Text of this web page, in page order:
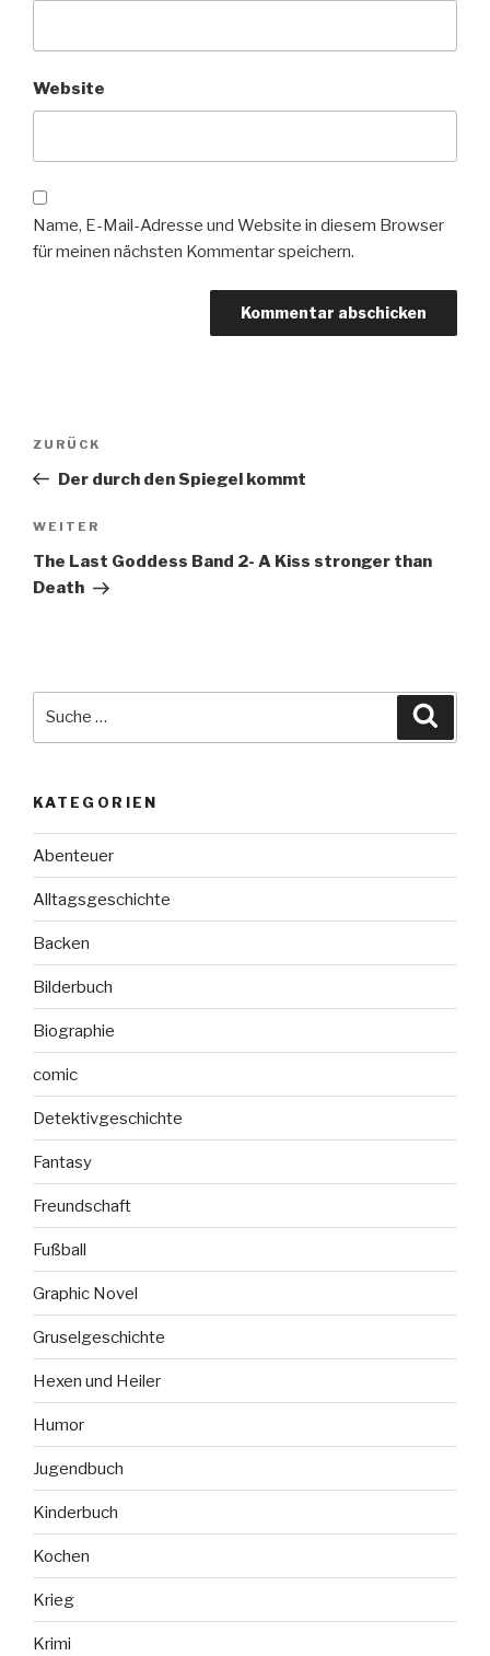
Website
Name, E-Mail-Adresse und Website in diesem Browser
für meinen nächsten Kommentar speichern.
Beitragsnavigation
Vorheriger
Beitrag
ZURÜCK
Der durch den Spiegel kommt
Nächster
Beitrag
WEITER
The Last Goddess Band 2- A Kiss stronger than
Death
KATEGORIEN
Abenteuer
Alltagsgeschichte
Backen
Bilderbuch
Biographie
comic
Detektivgeschichte
Fantasy
Freundschaft
Fußball
Graphic Novel
Gruselgeschichte
Hexen und Heiler
Humor
Jugendbuch
Kinderbuch
Kochen
Krieg
Krimi